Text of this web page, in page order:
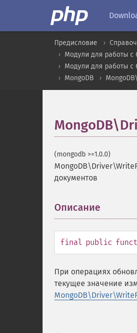
Предисловие
Модули для работы с
Модули для работы с
MongoDB
(mongodb >=1.0.0)
документов
Описание
final public
При операциях
текущее значение